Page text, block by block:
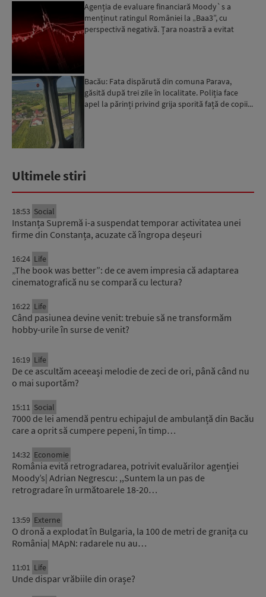
Agenția de evaluare financiară Moody`s a
menținut ratingul României la „Baa3”, cu
perspectivă negativă. Țara noastră a evitat
Bacău: Fata dispărută din comuna Parava,
găsită după trei zile în localitate. Poliția face
apel la părinți privind grija sporită față de copii...
Ultimele stiri
18:53 Social
Instanța Supremă i-a suspendat temporar activitatea unei
firme din Constanța, acuzate că îngropa deșeuri
16:24 Life
„The book was better”: de ce avem impresia că adaptarea
cinematografică nu se compară cu lectura?
16:22 Life
Când pasiunea devine venit: trebuie să ne transformăm
hobby-urile în surse de venit?
16:19 Life
De ce ascultăm aceeași melodie de zeci de ori, până când nu
o mai suportăm?
15:11 Social
7000 de lei amendă pentru echipajul de ambulanță din Bacău
care a oprit să cumpere pepeni, în timp…
14:32 Economie
România evită retrogradarea, potrivit evaluărilor agenției
Moody’s| Adrian Negrescu: ,,Suntem la un pas de
retrogradare în următoarele 18-20…
13:59 Externe
O dronă a explodat în Bulgaria, la 100 de metri de granița cu
România| MApN: radarele nu au…
11:01 Life
Unde dispar vrăbiile din orașe?